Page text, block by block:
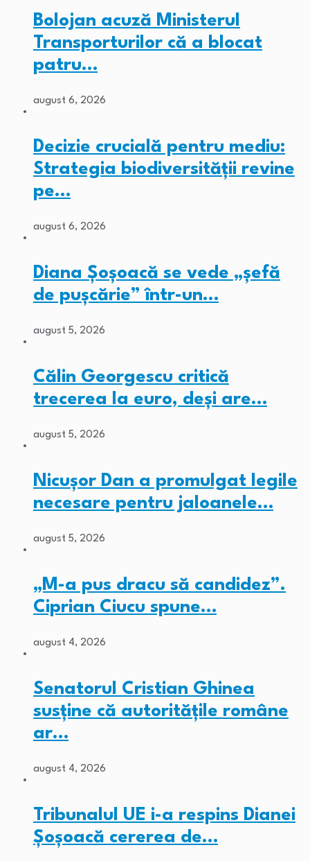
Bolojan acuză Ministerul
Transporturilor că a blocat
patru…
august 6, 2026
Decizie crucială pentru mediu:
Strategia biodiversității revine
pe…
august 6, 2026
Diana Șoșoacă se vede „șefă
de pușcărie” într-un…
august 5, 2026
Călin Georgescu critică
trecerea la euro, deși are…
august 5, 2026
Nicușor Dan a promulgat legile
necesare pentru jaloanele…
august 5, 2026
„M-a pus dracu să candidez”.
Ciprian Ciucu spune…
august 4, 2026
Senatorul Cristian Ghinea
susține că autoritățile române
ar…
august 4, 2026
Tribunalul UE i-a respins Dianei
Șoșoacă cererea de…